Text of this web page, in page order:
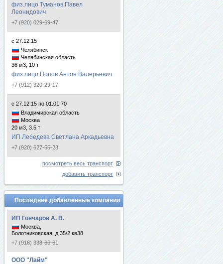
физ.лицо Туманов Павел
Леонидович
+7 (920) 029-69-47
с 27.12.15
Челябинск
Челябинская область
36 м3, 10 т
физ.лицо Попов Антон Валерьевич
+7 (912) 320-29-17
с 27.12.15 по 01.01.70
Владимирская область
Москва
20 м3, 3.5 т
ИП Лебедева Светлана Аркадьевна
+7 (920) 627-65-23
посмотреть весь транспорт
добавить транспорт
Последние добавленные компании
ИП Гончаров А. В.
Москва,
Болотниковская, д 35/2 кв38
+7 (916) 338-66-61
ООО "Лайм"